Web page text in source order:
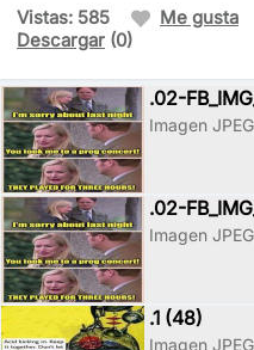
Vistas: 585 Me gusta
Descargar (0)
.02-
Imagen JPEG
.02-
Imagen JPEG
.1 (48)
Imagen JPEG